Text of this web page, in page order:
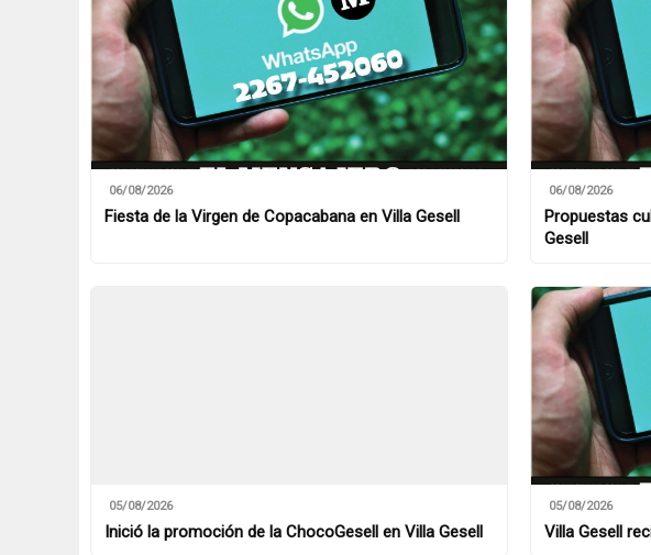
06/08/2026
Fiesta de la Virgen de Copacabana en Villa Gesell
06/08/2026
Propuestas
Gesell
05/08/2026
Inició la promoción de la ChocoGesell en Villa Gesell
05/08/2026
Villa Gesell